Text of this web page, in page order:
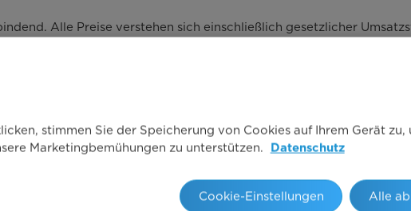
Alle Preise verstehen sich einschließlich gesetzlicher
ist, schließt der Preis alle Leistungen und Nebenleistungen
Transportkosten einschließlich eventueller Transport- und
ab vollständiger Lieferung und Leistung (einschließlich
fällig. Wenn wir Zahlung innerhalb von 14 Kalendertagen
ist die Zahlung rechtzeitig erfolgt, wenn unser
die am Zahlungsvorgang beteiligten Banken sind wir nicht
stimmen Sie der Speicherung von Cookies auf Ihrem Gerät
Marketingbemühungen zu unterstützen.
Datenschutz
Alle
Cookie-Einstellungen